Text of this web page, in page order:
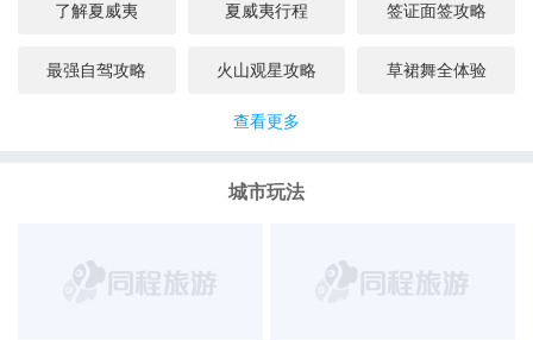
了解夏威夷 夏威夷行程 签证面签攻略
最强自驾攻略 火山观星攻略 草裙舞全体验
查看更多
城市玩法